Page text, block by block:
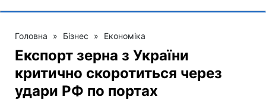
Головна » Бізнес » Економіка
Експорт зерна з України
критично скоротиться через
удари РФ по портах